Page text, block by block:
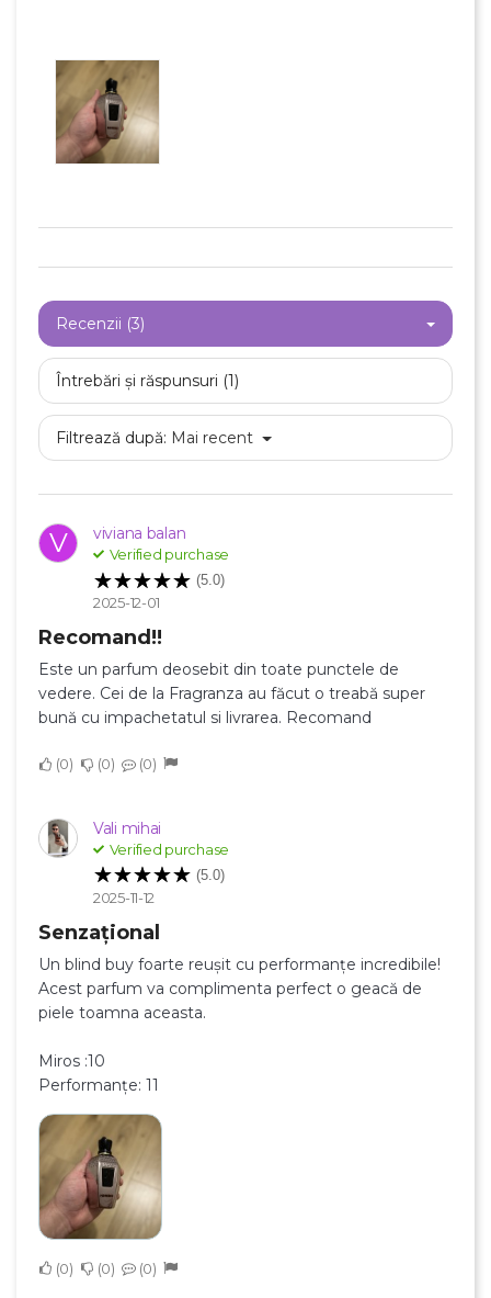
Recenzii (3)
Întrebări și răspunsuri (1)
Filtrează după: Mai recent
V viviana balan
Verified purchase
(5.0)
2025-12-01
Recomand!!
Este un parfum deosebit din toate punctele de
vedere. Cei de la Fragranza au făcut o treabă super
bună cu impachetatul si livrarea. Recomand
0 0 0
Vali mihai
Verified purchase
(5.0)
2025-11-12
Senzațional
Un blind buy foarte reușit cu performanțe incredibile!
Acest parfum va complimenta perfect o geacă de
piele toamna aceasta.
Miros :10
Performanțe: 11
0 0 0
Creeaza o lista de dorinte
Numele listei de dorinte
Anuleaza